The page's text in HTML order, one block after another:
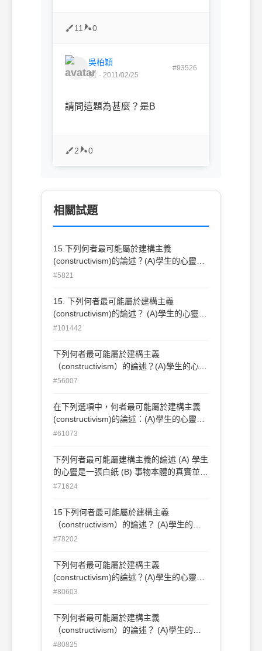
11 0
吳柏穎
B1 · 2011/02/25
#93526
請問這題為甚麼？是B
2 0
相關試題
15.下列何者最可能屬於建構主義
(constructivism)的論述？(A)學生的心靈是
一張白紙(B)事物本體的真實並不存在(C)知
係(D)教師教學的時候應盡可能協助學生遵
循專家的建構順序
#5821
15. 下列何者最可能屬於建構主義
(constructivism)的論述？ (A)學生的心靈是
一張白紙 (B)事物本體的真實並不存在 (C)
關係 (D)教師教學的時候應盡可能協助學生
遵循專家的建構順序
#101442
下列何者最可能屬於建構主義
（constructivism）的論述？(A)學生的心靈
是一張白紙(B)事物本體的真實並不存在(C)
關係(D)教師教學的時候應盡可能協助學生
遵循專家的建構順序
#56007
在下列選項中，何者最可能屬於建構主義
(constructivism)的論述：(A)學生的心靈是
一張白紙(B)事物本體的真實並不存在(C)知
係(D)教師教學的時候應盡可能協助學生遵
循專家的建構順序
#61073
下列何者最可能屬建構主義的論述 (A) 學生
的心靈是一張白紙 (B) 事物本體的真實並不
存在 (C) 知識與外界事物的真實結構必須具
協助學生遵循專家的建構順序
#71624
15下列何者最可能屬於建構主義
（constructivism）的論述？ (A)學生的心
靈是一張白紙 (B)事物本體的真實並不存在
映的關係 (D)教師教學的時候應盡可能協助
學生遵循專家的建構順序 94北縣國中
#78202
下列何者最可能屬於建構主義
(constructivism)的論述？(A)學生的心靈是
一張白紙(B)事物本體的真實並不存在(C)
關係(D)教師教學的時候應盡可能協助學生
遵循專家的建構順序
#80603
下列何者最可能屬於建構主義
（constructivism）的論述？ (A)學生的心
靈是一張白紙 (B)事物本體的真實並不存在
#80825